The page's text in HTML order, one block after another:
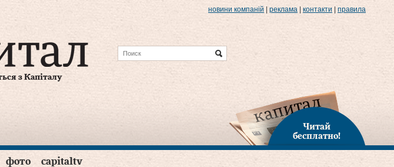
новини компаній реклама контакти правила
з Капіталу
Читай
бесплатно!
фото capitaltv